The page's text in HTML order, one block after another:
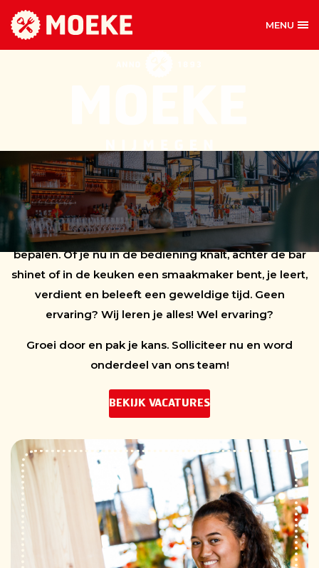
MENU
MOEKENIJMEGENZIET JE
GRAAG
Werken bij Moeke betekent goede verdiensten, een
hecht team en de vrijheid om je eigen uren te
bepalen. Of je nu in de bediening knalt, achter de bar
shinet of in de keuken een smaakmaker bent, je leert,
verdient en beleeft een geweldige tijd. Geen
ervaring? Wij leren je alles! Wel ervaring?
Groei door en pak je kans. Solliciteer nu en word
onderdeel van ons team!
BEKIJK VACATURES